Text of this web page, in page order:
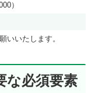
）
いいたします。
な必須要素